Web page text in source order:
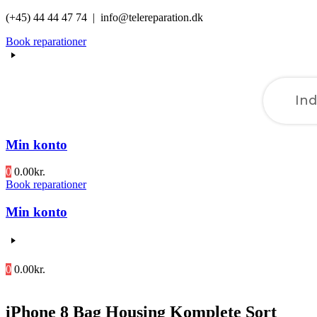
Videre
indhold
(+45) 44 44 47 74 | info@telereparation.dk
Book reparationer
Min konto
0 0.00kr.
Book reparationer
Min konto
0 0.00kr.
iPhone 8 Bag Housing Komplete Sort